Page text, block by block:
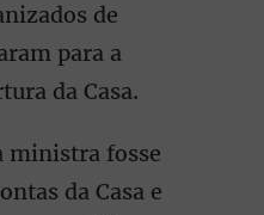
de
para a
da Casa.
ministra fosse
da Casa e